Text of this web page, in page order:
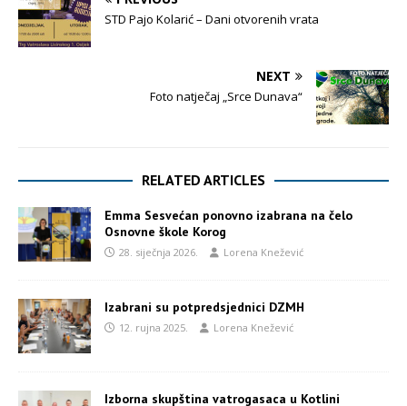
STD Pajo Kolarić – Dani otvorenih vrata
NEXT
Foto natječaj „Srce Dunava“
RELATED ARTICLES
Emma Sesvećan ponovno izabrana na čelo
Osnovne škole Korog
28. siječnja 2026. Lorena Knežević
Izabrani su potpredsjednici DZMH
12. rujna 2025. Lorena Knežević
Izborna skupština vatrogasaca u Kotlini